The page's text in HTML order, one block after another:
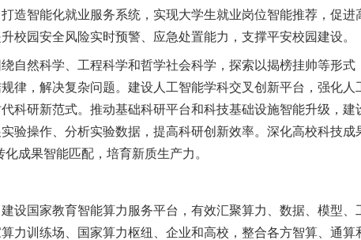
造智能化就业服务系统，实现大学生就业岗位智能推荐，促进
校园安全风险实时预警、应急处置能力，支撑平安校园建设。
然科学、工程科学和哲学社会科学，探索以揭榜挂帅等形式
律，解决复杂问题。建设人工智能学科交叉创新平台，强化人
科研新范式。推动基础科研平台和科技基础设施智能升级，建
验操作、分析实验数据，提高科研创新效率。深化高校科技成
成果智能匹配，培育新质生产力。
国家教育智能算力服务平台，有效汇聚算力、数据、模型、
力训练场、国家算力枢纽、企业和高校，整合各方智算、通算